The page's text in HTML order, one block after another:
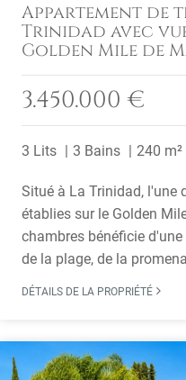
Appartement de
Trinidad avec
Golden Mile de
3.450.000 €
3 Lits 3 Bains 240
Situé à La Trinidad, l'une
établies sur le Golden
chambres bénéficie
de la plage, de la
DÉTAILS DE LA PROPRIÉTÉ